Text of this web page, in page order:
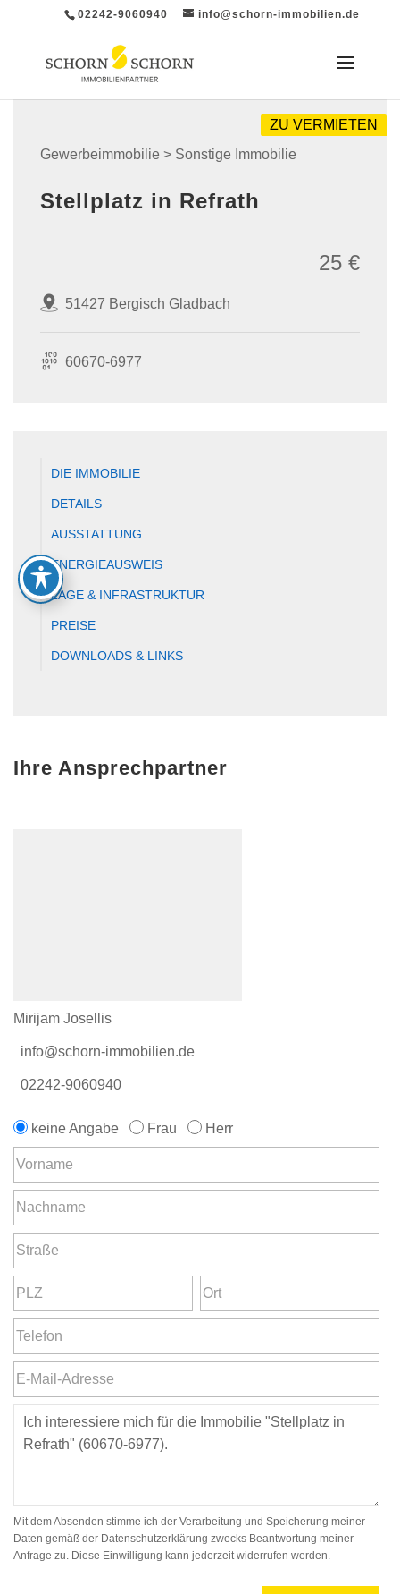
02242-9060940 info@schorn-immobilien.de
Gewerbeimmobilie > Sonstige Immobilie
ZU VERMIETEN
Stellplatz in Refrath
51427 Bergisch Gladbach
25 €
60670-6977
DIE IMMOBILIE
DETAILS
AUSSTATTUNG
ENERGIEAUSWEIS
LAGE & INFRASTRUKTUR
PREISE
DOWNLOADS & LINKS
Ihre Ansprechpartner
Mirijam Josellis
info@schorn-immobilien.de
02242-9060940
keine Angabe Frau Herr
Mit dem Absenden stimme ich der Verarbeitung und Speicherung meiner
Daten gemäß der Datenschutzerklärung zwecks Beantwortung meiner
Anfrage zu. Diese Einwilligung kann jederzeit widerrufen werden.